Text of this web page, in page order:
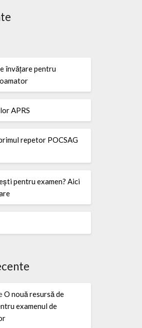
învățare pentru
APRS
repetor POCSAG
pentru examen? Aici
O nouă resursă de
examenul de